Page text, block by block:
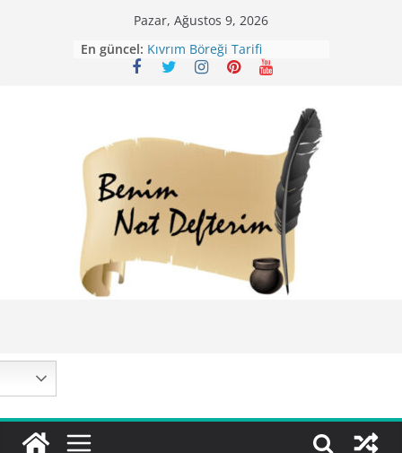
Pazar, Ağustos 9, 2026
En güncel:
Mirik Köfte Tarifi – Sivas
Kıvrım Böreği Tarifi
Karabuğday Pilavı Tarifi